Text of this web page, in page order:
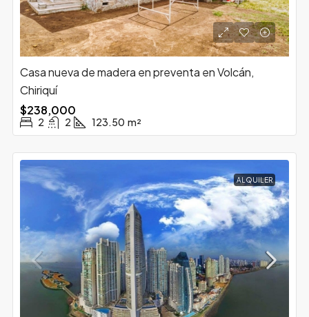
Casa nueva de madera en preventa en Volcán,
Chiriquí
$238,000
2 2 123.50 m²
ALQUILER